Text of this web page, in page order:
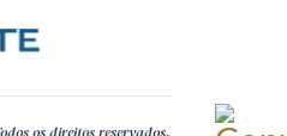
os direitos reservados.